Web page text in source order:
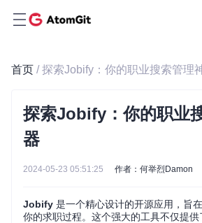
首页 / 探索Jobify：你的职业搜索管理
探索Jobify：你的职业
器
2024-05-23 05:51:25 作者：何举烈Damon
Jobify 是一个精心设计的开源应用，旨
你的求职过程。这个强大的工具不仅提供